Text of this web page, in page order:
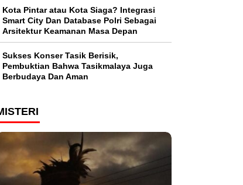
Kota Pintar atau Kota Siaga? Integrasi
Smart City Dan Database Polri Sebagai
Arsitektur Keamanan Masa Depan
Sukses Konser Tasik Berisik,
Pembuktian Bahwa Tasikmalaya Juga
Berbudaya Dan Aman